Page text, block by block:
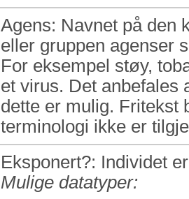
Agens: Navnet på den
eller gruppen agenser
For eksempel støy,
et virus. Det anbefales
dette er mulig. Fritekst
terminologi ikke er
Eksponert?: Individet
Mulige datatyper: